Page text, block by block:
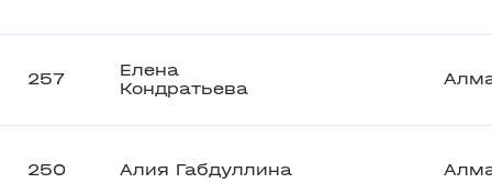
257
Елена
Кондратьева
250 Алия Габдуллина